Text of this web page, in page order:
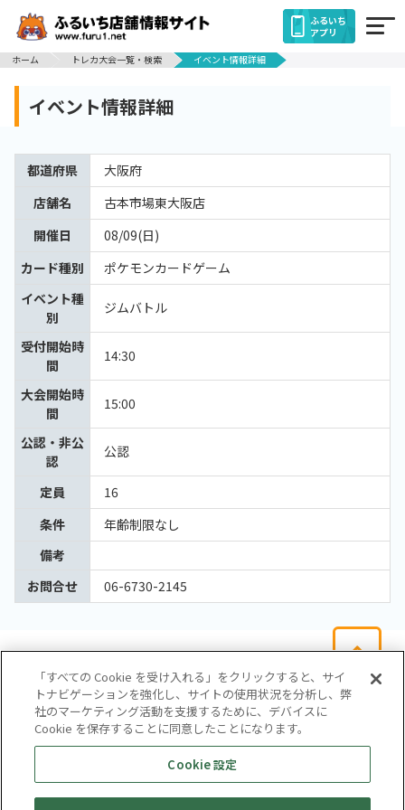
ふるいち
アプリ
ホーム
トレカ大会一覧・検索 イベント情報詳細
イベント情報詳細
都道府県
大阪府
店舗名
古本市場東大阪店
開催日
08/09(日)
カード種別
ポケモンカードゲーム
イベント種
別
ジムバトル
受付開始時
間
14:30
大会開始時
間
15:00
公認・非公
認
公認
定員
16
条件
年齢制限なし
備考
お問合せ
06-6730-2145
会社概要
サイトマップ
お問い合わせ
個人情報保護方針
株式会社テイツー
「すべての Cookie を受け入れる」をクリックすると、サイ
トナビゲーションを強化し、サイトの使用状況を分析し、弊
社のマーケティング活動を支援するために、デバイスに
Cookie を保存することに同意したことになります。
Cookie 設定